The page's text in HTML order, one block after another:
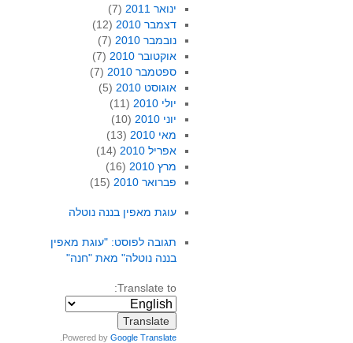
ינואר 2011
(7)
דצמבר 2010
(12)
נובמבר 2010
(7)
אוקטובר 2010
(7)
ספטמבר 2010
(7)
אוגוסט 2010
(5)
יולי 2010
(11)
יוני 2010
(10)
מאי 2010
(13)
אפריל 2010
(14)
מרץ 2010
(16)
פברואר 2010
(15)
עוגת מאפין בננה נוטלה
תגובה לפוסט: "עוגת מאפין
בננה נוטלה" מאת "חנה"
Translate to:
Powered byGoogle Translate